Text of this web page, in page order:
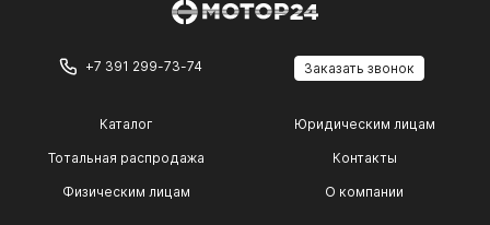
+7 391 299-73-74 Заказать звонок
Каталог
Тотальная распродажа
Физическим лицам
Юридическим лицам
Контакты
О компании